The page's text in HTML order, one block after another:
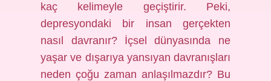
kaç kelimeyle geçiştirir. Peki,
depresyondaki bir insan gerçekten
nasıl davranır? İçsel dünyasında ne
yaşar ve dışarıya yansıyan davranışları
neden çoğu zaman anlaşılmazdır? Bu